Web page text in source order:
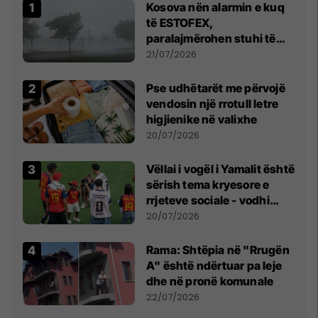
Kosova nën alarmin e kuq
të ESTOFEX,
paralajmërohen stuhi të
fuqishme me breshër dhe
21/07/2026
Pse udhëtarët me përvojë
vendosin një rrotull letre
higjienike në valixhe
20/07/2026
Vëllai i vogël i Yamalit është
sërish tema kryesore e
rrjeteve sociale - vodhi
vëmendjen pas finales së
20/07/2026
Rama: Shtëpia në "Rrugën
A" është ndërtuar pa leje
dhe në pronë komunale
22/07/2026